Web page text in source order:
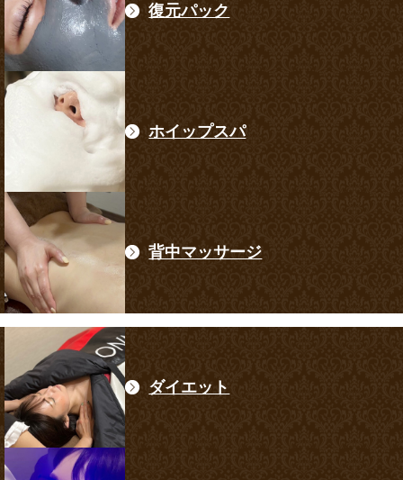
復元パック
ホイップスパ
背中マッサージ
ダイエット